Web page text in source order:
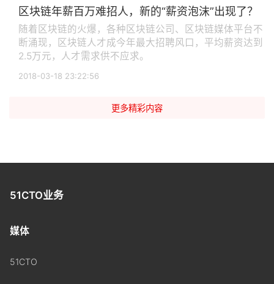
区块链年薪百万难招人，新的“薪资泡沫”出现了？
随着区块链的火爆，各种区块链公司、区块链媒体平台不
断涌现，区块链人才成今年最大招聘风口，平均薪资达到
2.5万元，人才需求供不应求。
2018-03-18 23:22:56
更多精彩内容
51CTO业务
媒体
51CTO